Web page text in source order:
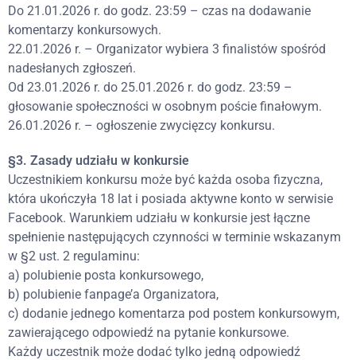
Do 21.01.2026 r. do godz. 23:59 – czas na dodawanie
komentarzy konkursowych.
22.01.2026 r. – Organizator wybiera 3 finalistów spośród
nadesłanych zgłoszeń.
Od 23.01.2026 r. do 25.01.2026 r. do godz. 23:59 –
głosowanie społeczności w osobnym poście finałowym.
26.01.2026 r. – ogłoszenie zwycięzcy konkursu.
§3. Zasady udziału w konkursie
Uczestnikiem konkursu może być każda osoba fizyczna,
która ukończyła 18 lat i posiada aktywne konto w serwisie
Facebook. Warunkiem udziału w konkursie jest łączne
spełnienie następujących czynności w terminie wskazanym
w §2 ust. 2 regulaminu:
a) polubienie posta konkursowego,
b) polubienie fanpage’a Organizatora,
c) dodanie jednego komentarza pod postem konkursowym,
zawierającego odpowiedź na pytanie konkursowe.
Każdy uczestnik może dodać tylko jedną odpowiedź